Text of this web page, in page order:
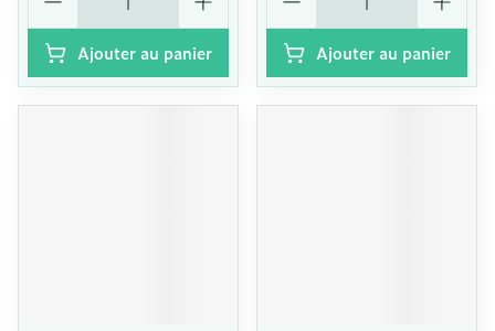
Ajouter au panier Ajouter au panier